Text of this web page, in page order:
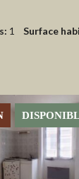
1 Surface